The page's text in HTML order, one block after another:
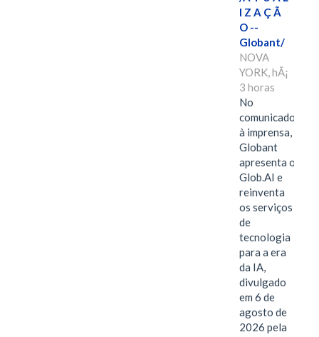
I Z A Ç Ã
O --
Globant/
NOVA
YORK, hÃ¡
3 horas
No
comunicado
à imprensa,
Globant
apresenta o
Glob.AI e
reinventa
os serviços
de
tecnologia
para a era
da IA,
divulgado
em 6 de
agosto de
2026 pela